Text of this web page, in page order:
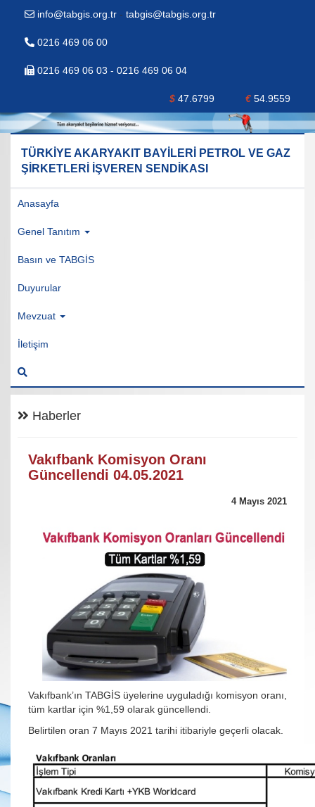
info@tabgis.org.tr - tabgis@tabgis.org.tr
0216 469 06 00
0216 469 06 03 - 0216 469 06 04
$ 47.6799 €54.9559
TÜRKİYE AKARYAKIT BAYİLERİ PETROL VE GAZ
ŞİRKETLERİ İŞVEREN SENDİKASI
Anasayfa
Genel Tanıtım
Basın ve TABGİS
Duyurular
Mevzuat
İletişim
Haberler
Vakıfbank Komisyon Oranı
Güncellendi 04.05.2021
4 Mayıs 2021
Vakıfbank’ın TABGİS üyelerine uyguladığı komisyon oranı,
tüm kartlar için %1,59 olarak güncellendi.
Belirtilen oran 7 Mayıs 2021 tarihi itibariyle geçerli olacak.